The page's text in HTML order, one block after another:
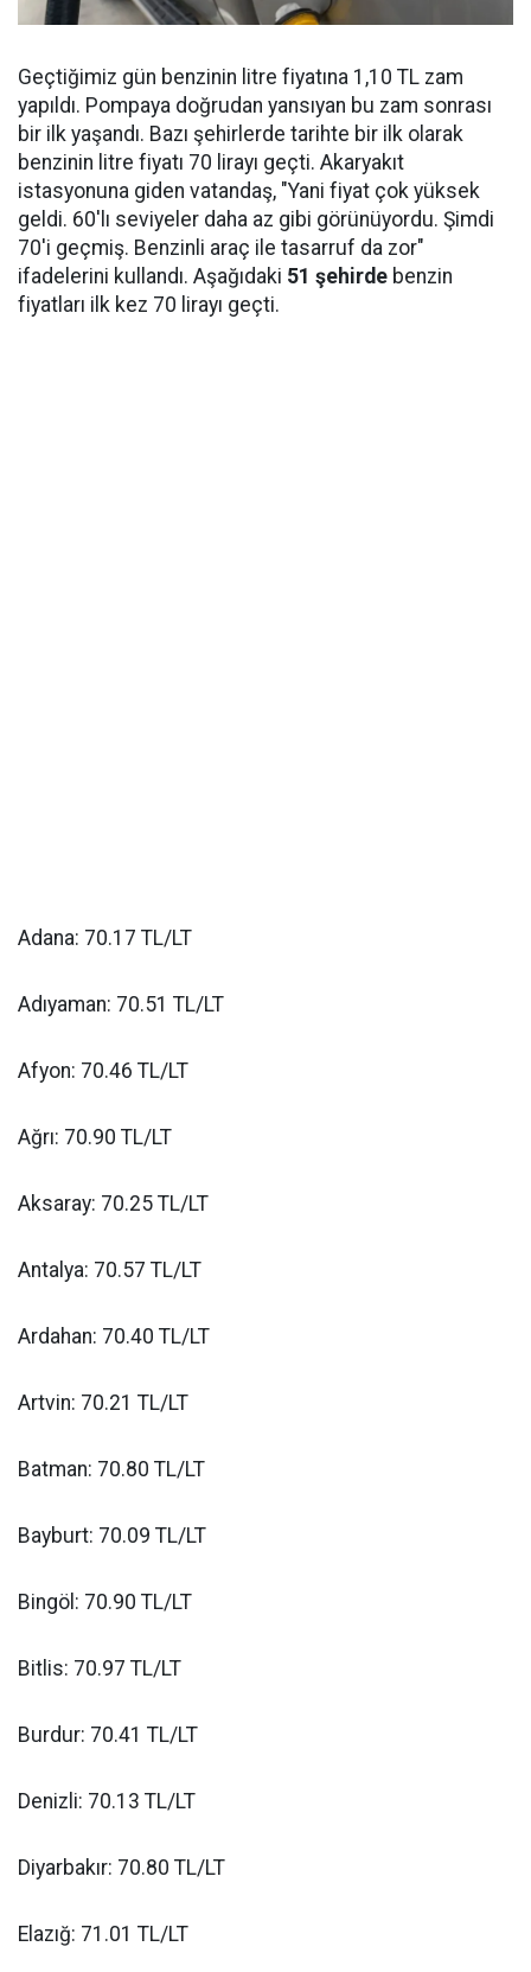
Geçtiğimiz gün benzinin litre fiyatına 1,10 TL zam
yapıldı. Pompaya doğrudan yansıyan bu zam sonrası
bir ilk yaşandı. Bazı şehirlerde tarihte bir ilk olarak
benzinin litre fiyatı 70 lirayı geçti. Akaryakıt
istasyonuna giden vatandaş, "Yani fiyat çok yüksek
geldi. 60'lı seviyeler daha az gibi görünüyordu. Şimdi
70'i geçmiş. Benzinli araç ile tasarruf da zor"
ifadelerini kullandı. Aşağıdaki 51 şehirde benzin
fiyatları ilk kez 70 lirayı geçti.
Adana: 70.17 TL/LT
Adıyaman: 70.51 TL/LT
Afyon: 70.46 TL/LT
Ağrı: 70.90 TL/LT
Aksaray: 70.25 TL/LT
Antalya: 70.57 TL/LT
Ardahan: 70.40 TL/LT
Artvin: 70.21 TL/LT
Batman: 70.80 TL/LT
Bayburt: 70.09 TL/LT
Bingöl: 70.90 TL/LT
Bitlis: 70.97 TL/LT
Burdur: 70.41 TL/LT
Denizli: 70.13 TL/LT
Diyarbakır: 70.80 TL/LT
Elazığ: 71.01 TL/LT